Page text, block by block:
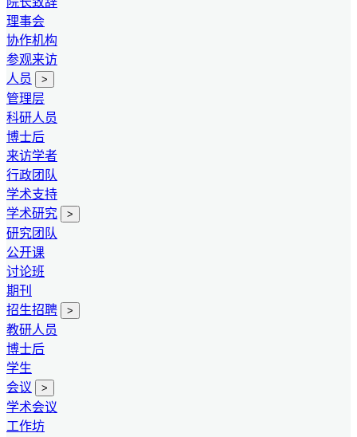
理事会
协作机构
参观来访
人员
>
管理层
科研人员
博士后
来访学者
行政团队
学术支持
学术研究
>
研究团队
公开课
讨论班
期刊
招生招聘
>
教研人员
博士后
学生
会议
>
学术会议
工作坊